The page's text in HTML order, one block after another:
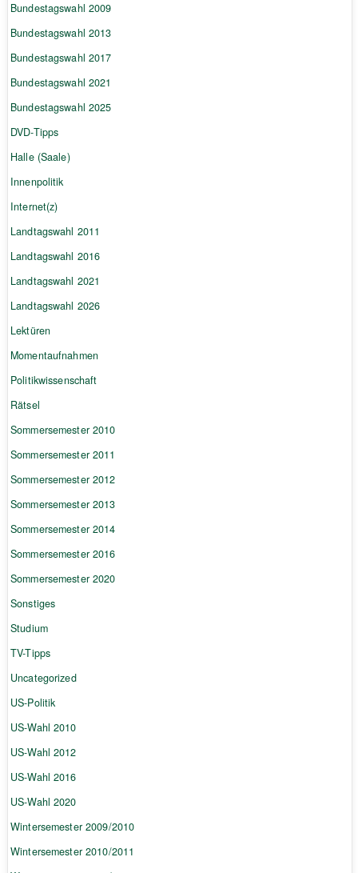
Bundestagswahl 2009
Bundestagswahl 2013
Bundestagswahl 2017
Bundestagswahl 2021
Bundestagswahl 2025
DVD-Tipps
Halle (Saale)
Innenpolitik
Internet(z)
Landtagswahl 2011
Landtagswahl 2016
Landtagswahl 2021
Landtagswahl 2026
Lektüren
Momentaufnahmen
Politikwissenschaft
Rätsel
Sommersemester 2010
Sommersemester 2011
Sommersemester 2012
Sommersemester 2013
Sommersemester 2014
Sommersemester 2016
Sommersemester 2020
Sonstiges
Studium
TV-Tipps
Uncategorized
US-Politik
US-Wahl 2010
US-Wahl 2012
US-Wahl 2016
US-Wahl 2020
Wintersemester 2009/2010
Wintersemester 2010/2011